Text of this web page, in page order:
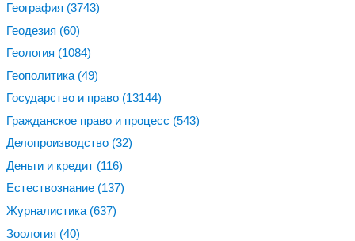
География (3743)
Геодезия (60)
Геология (1084)
Геополитика (49)
Государство и право (13144)
Гражданское право и процесс (543)
Делопроизводство (32)
Деньги и кредит (116)
Естествознание (137)
Журналистика (637)
Зоология (40)